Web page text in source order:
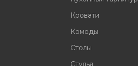
Кровати
Комоды
Столы
Стулья